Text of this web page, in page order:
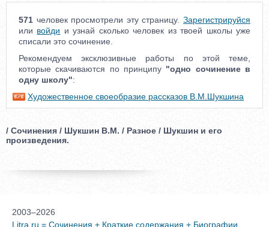
571 человек просмотрели эту страницу. Зарегистрируйся
или войди и узнай сколько человек из твоей школы уже
списали это сочинение.
Рекомендуем эксклюзивные работы по этой теме,
которые скачиваются по принципу "одно сочинение в
одну школу":
Художественное своеобразие рассказов В.М.Шукшина
/ Сочинения / Шукшин В.М. / Разное / Шукшин и его
произведения.
2003–2026
Litra.ru = Сочинения + Краткие содержания + Биографии